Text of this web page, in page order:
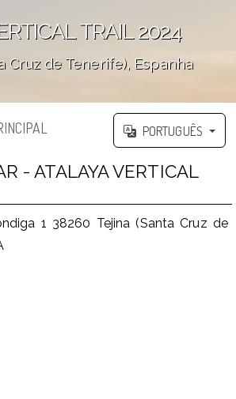
TRAIL 2024
Cruz de Tenerife), Espanha
PORTUGUÊS
- ATALAYA VERTICAL
1 38260 Tejina (Santa Cruz de